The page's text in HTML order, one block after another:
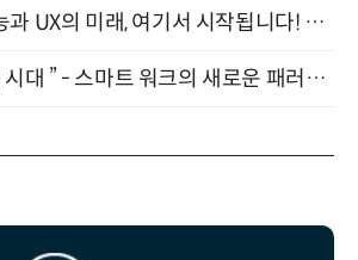
대한민국 인공지능과 UX의 미래, 여기서 시작됩니다! UX Korea 2026 - Fall 9월 2일 개최
“AI와 함께 일하는 시대 ” - 스마트 워크의 새로운 패러다임 (9/11)